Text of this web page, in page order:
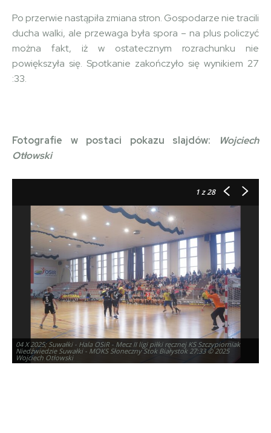
Po przerwie nastąpiła zmiana stron. Gospodarze nie tracili
ducha walki, ale przewaga była spora – na plus policzyć
można fakt, iż w ostatecznym rozrachunku nie
powiększyła się. Spotkanie zakończyło się wynikiem 27
:33.
Fotografie w postaci pokazu slajdów:
Wojciech
Otłowski
1z 28
04 X 2025; Suwałki - Hala OSiR - Mecz II ligi piłki ręcznej KS Szczypiorniak
Niedźwiedzie Suwałki - MOKS Słoneczny Stok Białystok 27:33 © 2025
Wojciech Otłowski